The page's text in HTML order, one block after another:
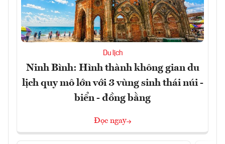
Du lịch
Ninh Bình: Hình thành không gian du
lịch quy mô lớn với 3 vùng sinh thái núi -
biển - đồng bằng
Đọc ngay